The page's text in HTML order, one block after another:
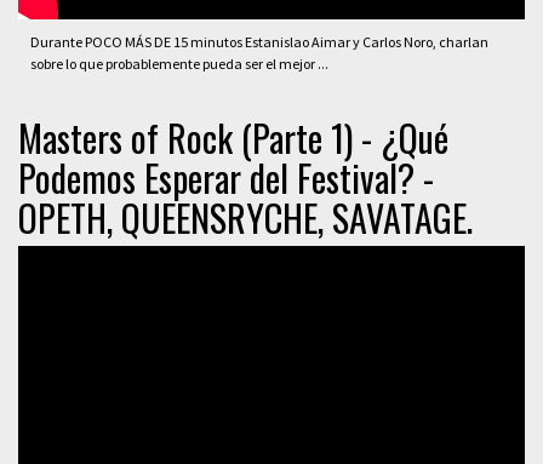
Durante POCO MÁS DE 15 minutos Estanislao Aimar y Carlos Noro, charlan
sobre lo que probablemente pueda ser el mejor ...
Masters of Rock (Parte 1) - ¿Qué
Podemos Esperar del Festival? -
OPETH, QUEENSRYCHE, SAVATAGE.